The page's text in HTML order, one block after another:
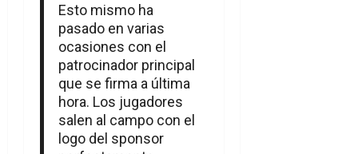
Esto mismo ha
pasado en varias
ocasiones con el
patrocinador principal
que se firma a última
hora. Los jugadores
salen al campo con el
logo del sponsor